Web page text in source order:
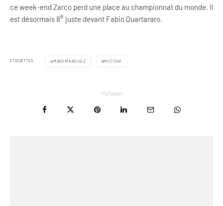
ce week-end Zarco perd une place au championnat du monde. Il
est désormais 8e juste devant Fabio Quartararo.
ÉTIQUETTES MARCMARQUEZ MOTOGP
Partager